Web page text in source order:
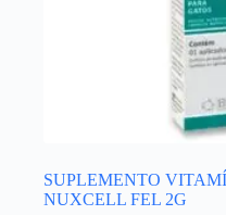
SUPLEMENTO
NUXCELL FEL 2G